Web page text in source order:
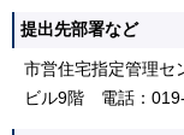
提出先部署など
市営住宅指定管理セ
ビル9階 電話：019-